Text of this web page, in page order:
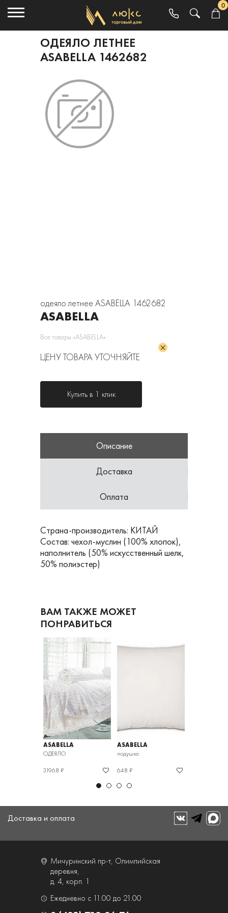
0
ОДЕЯЛО ЛЕТНЕЕ
ASABELLA 1462682
одеяло летнее ASABELLA 1462682
ASABELLA
Все товары «ASABELLA»
ЦЕНУ ТОВАРА УТОЧНЯЙТЕ
Купить в 1 клик
Описание
Доставка
Оплата
Страна-производитель: КИТАЙ
Состав: чехол-муслин (100% хлопок),
наполнитель (50% искусственный шелк,
50% полиэстер)
ВАМ ТАКЖЕ МОЖЕТ
ПОНРАВИТЬСЯ
ASABELLA
ОДЕЯЛО
31968 ₽
ASABELLA
подушка
648 ₽
Доставка и оплата
Мичуринский пр-т, Олимпийская
деревня,
д. 4, корп. 1
Ежедневно с 11.00 до 21.00